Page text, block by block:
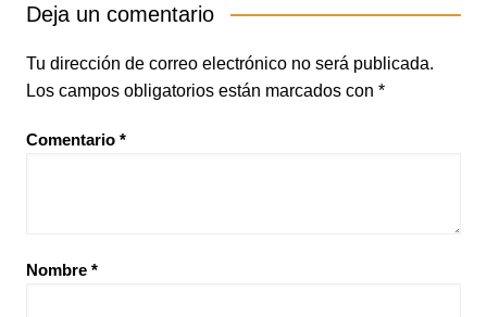
Deja un comentario
Tu dirección de correo electrónico no será publicada.
Los campos obligatorios están marcados con *
Comentario *
Nombre *